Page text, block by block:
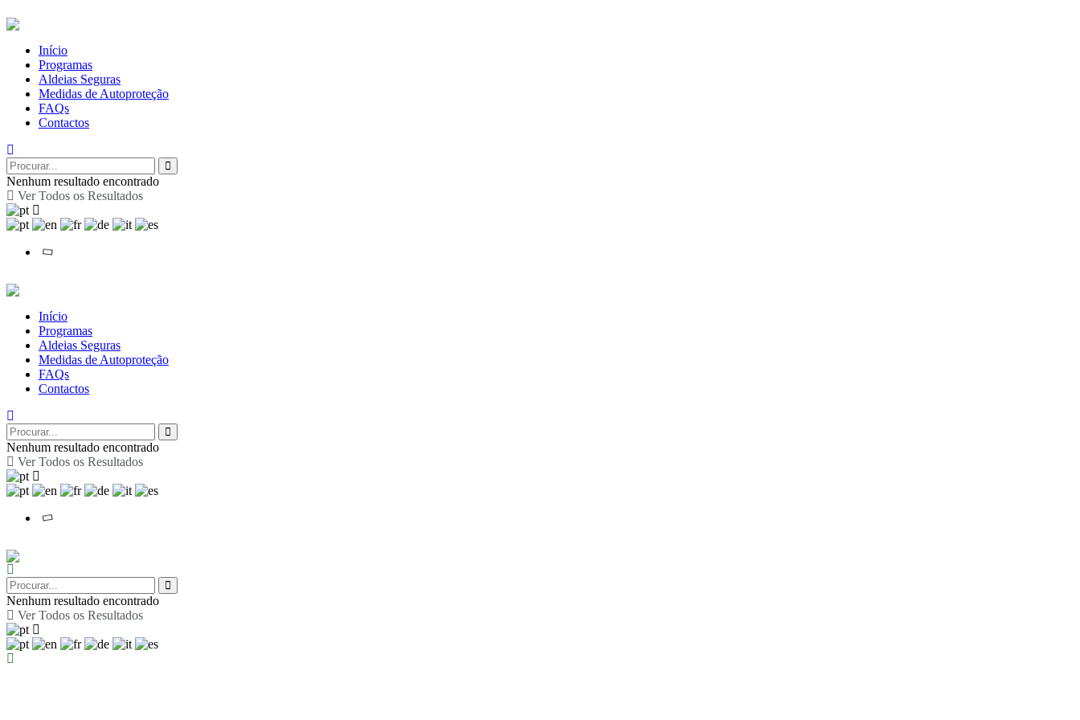
Início
Programas
Aldeias Seguras
Medidas de Autoproteção
FAQs
Contactos
Nenhum resultado encontrado
Ver Todos os Resultados
Início
Programas
Aldeias Seguras
Medidas de Autoproteção
FAQs
Contactos
Nenhum resultado encontrado
Ver Todos os Resultados
Nenhum resultado encontrado
Ver Todos os Resultados